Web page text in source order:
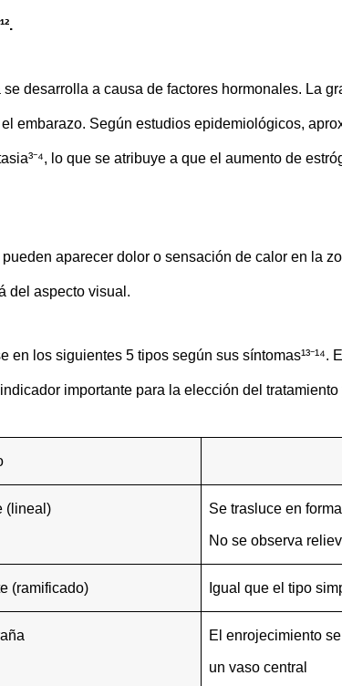
desarrolla a causa de factores hormonales. La
el embarazo. Según estudios epidemiológicos,
lo que se atribuye a que el aumento de
aparecer dolor o sensación de calor en la
del aspecto visual.
en los siguientes 5 tipos según sus
importante para la elección del tratamiento
(lineal) Se trasluce en
No se observa
(ramificado) Igual que el tipo
El enrojecimiento
un vaso central